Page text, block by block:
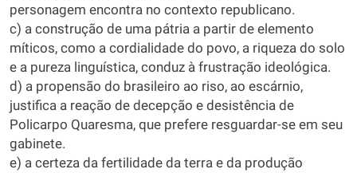
personagem encontra no contexto republicano.
c) a construção de uma pátria a partir de elemento
míticos, como a cordialidade do povo, a riqueza do solo
e a pureza linguística, conduz à frustração ideológica.
d) a propensão do brasileiro ao riso, ao escárnio,
justifica a reação de decepção e desistência de
Policarpo Quaresma, que prefere resguardar-se em seu
gabinete.
e) a certeza da fertilidade da terra e da produção